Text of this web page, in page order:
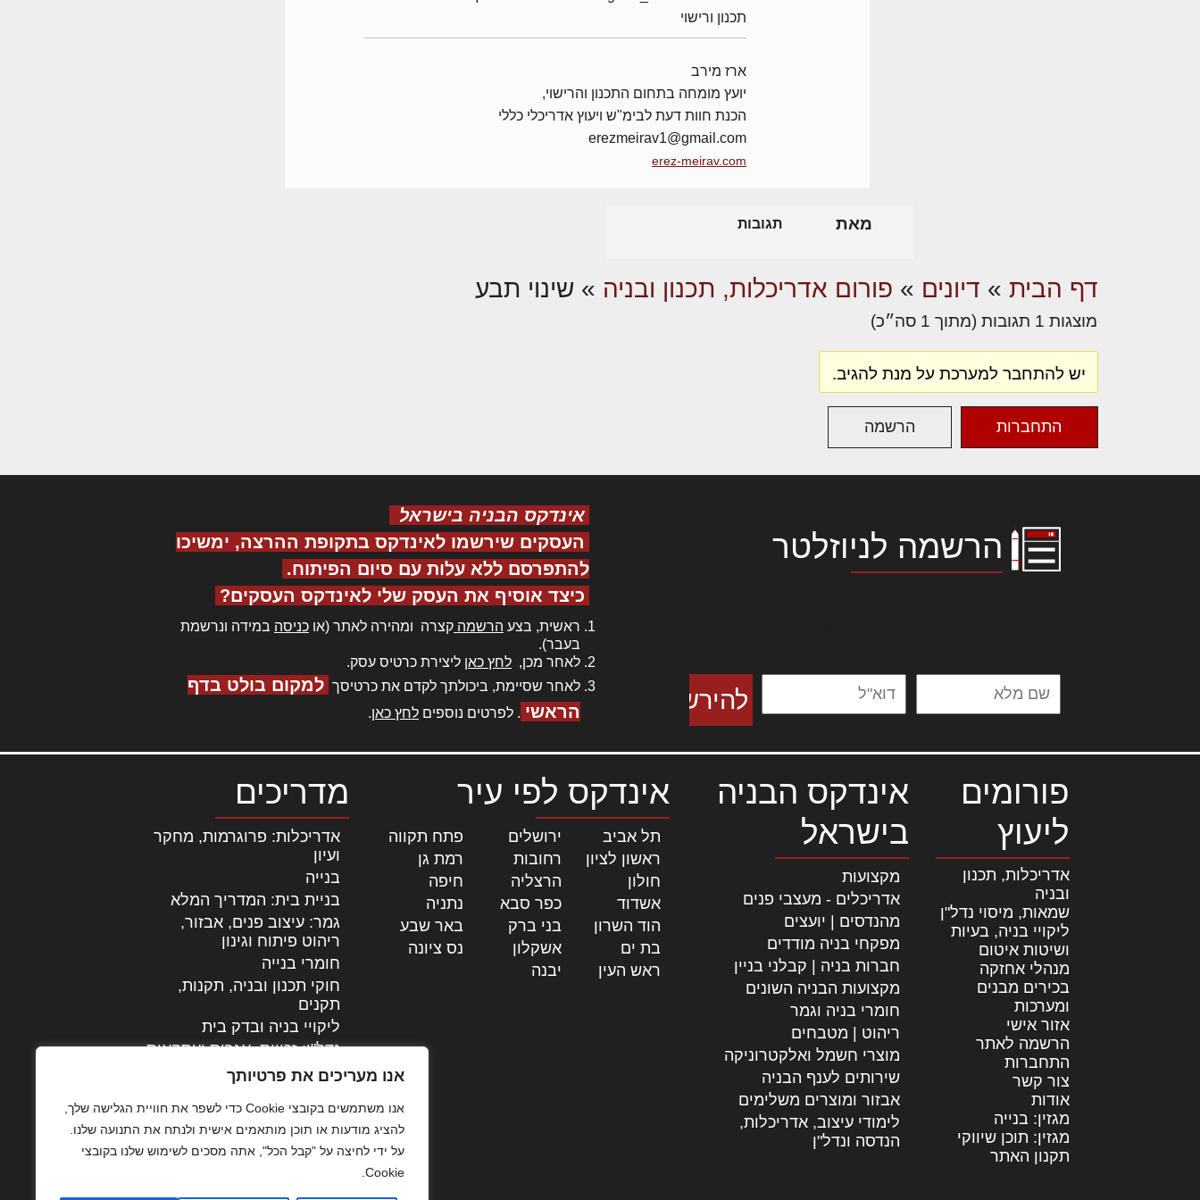
אנו מעריכים את פרטיותך
אנו משתמשים בקובצי Cookie כדי לשפר את חוויית הגלישה שלך,
להציג מודעות או תוכן מותאמים אישית ולנתח את התנועה שלנו.
על ידי לחיצה על "קבל הכל", אתה מסכים לשימוש שלנו בקובצי
Cookie.
תכנון ורישוי
ארז מירב
יועץ מומחה בתחום התכנון והרישוי,
הכנת חוות דעת לבימ"ש ויעוץ אדריכלי כללי
erezmeirav1@gmail.com
erez-meirav.com
מאת תגובות
דף הבית » דיונים » פורום אדריכלות, תכנון ובניה » שינוי תבע
מוצגות 1 תגובות (מתוך 1 סה״כ)
יש להתחבר למערכת על מנת להגיב.
התחברות הרשמה
הרשמה לניוזלטר
אינדקס הבניה בישראל
העסקים שירשמו לאינדקס בתקופת ההרצה, ימשיכו
להתפרסם ללא עלות עם סיום הפיתוח.
כיצד אוסיף את העסק שלי לאינדקס העסקים?
ראשית, בצע הרשמה קצרה ומהירה לאתר (או כניסה במידה ונרשמת
בעבר).
לאחר מכן, לחץ כאן ליצירת כרטיס עסק.
לאחר שסיימת, ביכולתך לקדם את כרטיסך למקום בולט בדף
הראשי . לפרטים נוספים לחץ כאן.
פורומים
ליעוץ
אדריכלות, תכנון
ובניה
שמאות, מיסוי נדל"ן
ליקויי בניה, בעיות
ושיטות איטום
מנהלי אחזקה
בכירים מבנים
ומערכות
אזור אישי
הרשמה לאתר
התחברות
צור קשר
אודות
מגזין: בנייה
מגזין: תוכן שיווקי
תקנון האתר
אינדקס הבניה
בישראל
מקצועות
אדריכלים - מעצבי פנים
מהנדסים | יועצים
מפקחי בניה מודדים
חברות בניה | קבלני בניין
מקצועות הבניה השונים
חומרי בניה וגמר
ריהוט | מטבחים
מוצרי חשמל ואלקטרוניקה
שירותים לענף הבניה
אבזור ומוצרים משלימים
לימודי עיצוב, אדריכלות,
הנדסה ונדל"ן
אינדקס לפי עיר
תל אביב ירושלים פתח תקווה
ראשון לציון
רחובות| רמת גן
חולון
הרצליה חיפה
אשדוד
כפר סבא| נתניה
הוד השרון
בני ברק באר שבע
בת ים
אשקלון נס ציונה
ראש העין
יבנה
מדריכים
אדריכלות: פרוגרמות, מחקר
ועיון
בנייה
בניית בית: המדריך המלא
גמר: עיצוב פנים, אבזור,
ריהוט פיתוח וגינון
חומרי בנייה
חוקי תכנון ובניה, תקנות,
תקנים
ליקויי בניה ובדק בית
נדל"ן: זכויות, אגרות ועסקאות
עיצוב הבית
מתקדמות
צילום אדריכלי
שיווק נדלן